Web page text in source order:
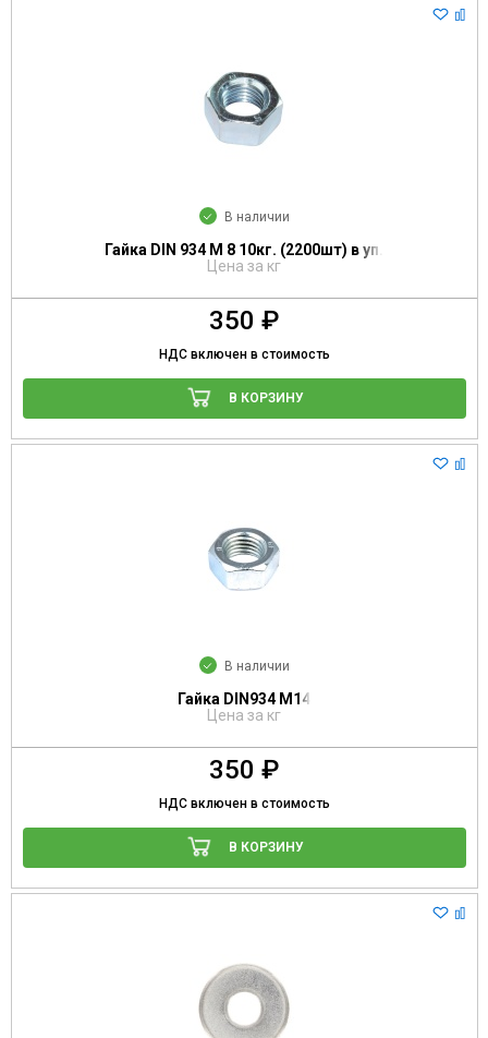
В наличии
Гайка DIN 934 М 8 10кг. (2200шт) в уп.
Цена за кг
350 ₽
НДС включен в стоимость
В КОРЗИНУ
В наличии
Гайка DIN934 М14
Цена за кг
350 ₽
НДС включен в стоимость
В КОРЗИНУ